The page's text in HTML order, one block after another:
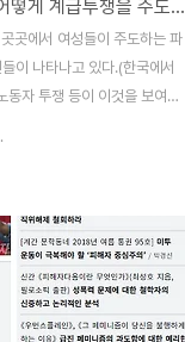
나, 관심 받으려고 엉뚱한 말
럴 때마다 나의 1학년 담임이
들이랑 함께 나를 무시하거나
여성들이 어떻게 계급투쟁을 주도하고 있는가
곳에서 여성들이 주도하는 파
이 나타나고 있다.(한국에서
동자 투쟁 등이 이것을 보여준
Tithi
and Nancy Fraser)에 따
은 사회적 재생산의 이론적 렌
잘 이해된다. 이것은 시간이